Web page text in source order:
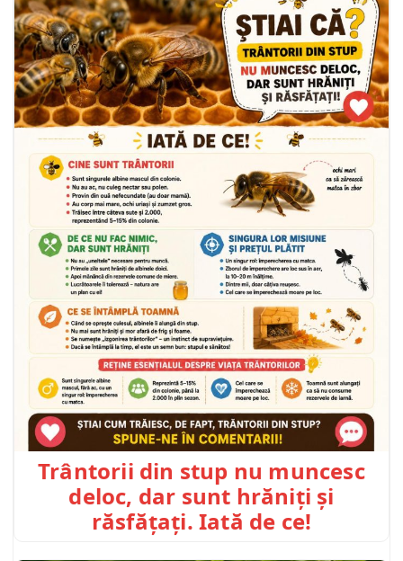
Trântorii din stup nu muncesc
deloc, dar sunt hrăniți și
răsfățați. Iată de ce!